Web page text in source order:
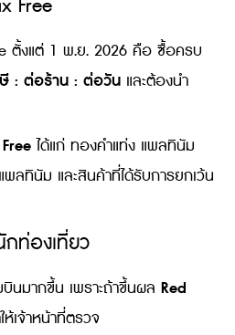
Free
ตั้งแต่ 1 พ.ย. 2026 คือ ซื้อครบ
ษี : ต่อร้าน : ต่อวัน และต้องนำ
ได้แก่ ทองคำแท่ง แพลทินัม
ทินัม และสินค้าที่ได้รับการยกเว้น
ท่องเที่ยว
บินมากขึ้น เพราะถ้าขึ้นผล Red
เจ้าหน้าที่ตรวจ